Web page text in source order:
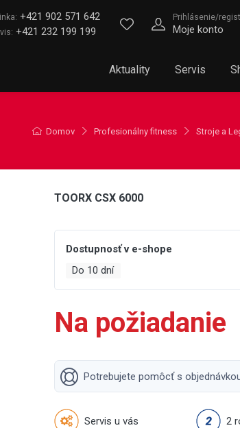
+421 902 571 642
+421 232 199 199
Prihlásenie/
Moje konto
Aktuality Servis
Domov Profesionálny fitness Stroje a
TOORX CSX 6000
Dostupnosť v e-shope
Do 10 dní
Na požiadanie
Potrebujete pomôcť s
Servis u vás 2